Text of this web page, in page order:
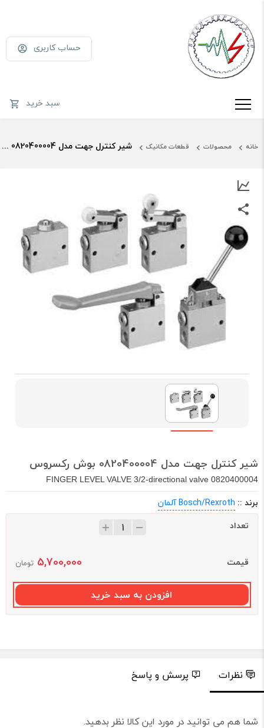
حساب کاربری
سبد خرید
خانه محصولات قطعات مکانیک شیر کنترل جهت مدل 0820400004 بوش رکسروس
شیر کنترل جهت مدل 0820400004 بوش رکسروس
FINGER LEVEL VALVE 3/2-directional valve 0820400004
برند :: Bosch/Rexroth آلمان
تعداد
قیمت 5,700,000 تومان
افزودن به سبد خرید
نظرات پرسش و پاسخ
شما هم می توانید در مورد این کالا نظر بدهید.